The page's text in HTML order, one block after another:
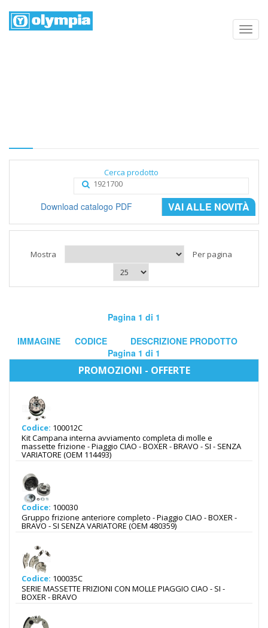
Cerca prodotto
VAI ALLE NOVITÀ
Download catalogo PDF
Mostra Per pagina
Pagina 1 di 1
IMMAGINE
CODICE
DESCRIZIONE PRODOTTO
Pagina 1 di 1
PROMOZIONI - OFFERTE
Codice: 100012C
Kit Campana interna avviamento completa di molle e
massette frizione - Piaggio CIAO - BOXER - BRAVO - SI - SENZA
VARIATORE (OEM 114493)
Codice: 100030
Gruppo frizione anteriore completo - Piaggio CIAO - BOXER -
BRAVO - SI SENZA VARIATORE (OEM 480359)
Codice: 100035C
SERIE MASSETTE FRIZIONI CON MOLLE PIAGGIO CIAO - SI -
BOXER - BRAVO